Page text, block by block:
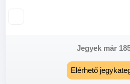
Jegyek már
Elérhető